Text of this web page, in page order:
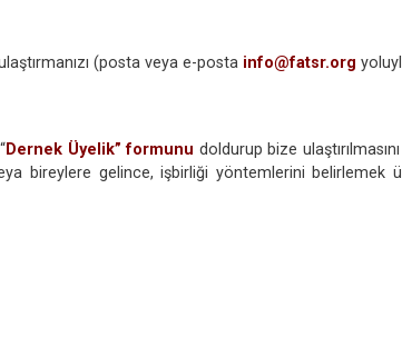
(posta veya e-posta info@fatsr.org
Dernek Üyelik” formunu doldurup bize
bireylere gelince, işbirliği yöntemlerini belirlemek